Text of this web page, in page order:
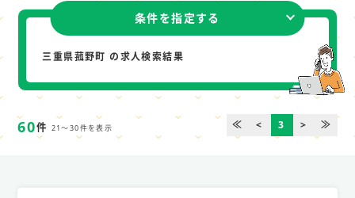
条件を指定する
三重県菰野町 の求人検索結果
60件 21～30件を表示 ≪ < 3 > ≫